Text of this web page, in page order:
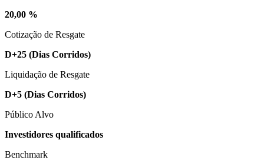
20,00 %
Cotização de Resgate
D+25 (Dias Corridos)
Liquidação de Resgate
D+5 (Dias Corridos)
Público Alvo
Investidores qualificados
Benchmark